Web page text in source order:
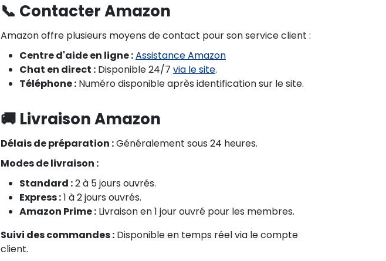
📞 Contacter Amazon
Amazon offre plusieurs moyens de contact pour son service client :
Centre d'aide en ligne :Assistance Amazon
Chat en direct : Disponible 24/7 via le site.
Téléphone : Numéro disponible après identification sur le site.
🚚 Livraison Amazon
Délais de préparation :Généralement sous 24 heures.
Modes de livraison :
Standard :2 à 5 jours ouvrés.
Express :1 à 2 jours ouvrés.
Amazon Prime : Livraison en 1 jour ouvré pour les membres.
Suivi des commandes : Disponible en temps réel via le compte
client.